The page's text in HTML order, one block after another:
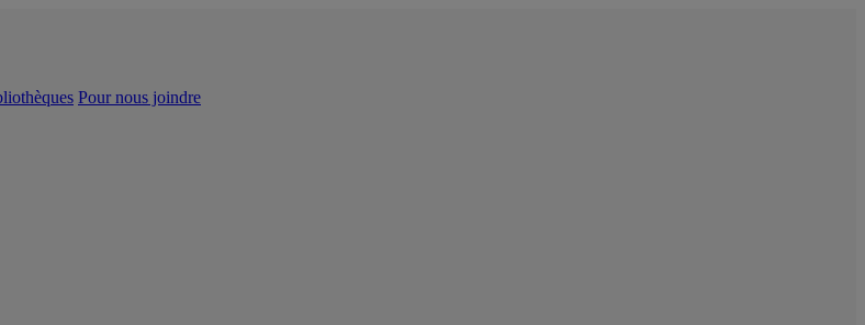
Pour nous joindre